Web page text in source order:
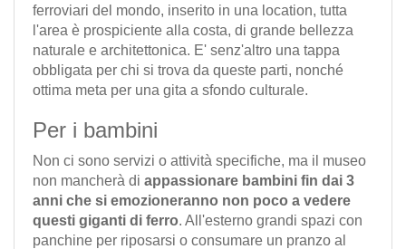
ferroviari del mondo, inserito in una location, tutta
l'area è prospiciente alla costa, di grande bellezza
naturale e architettonica. E' senz'altro una tappa
obbligata per chi si trova da queste parti, nonché
ottima meta per una gita a sfondo culturale.
Per i bambini
Non ci sono servizi o attività specifiche, ma il museo
non mancherà di appassionare bambini fin dai 3
anni che si emozioneranno non poco a vedere
questi giganti di ferro. All'esterno grandi spazi con
panchine per riposarsi o consumare un pranzo al